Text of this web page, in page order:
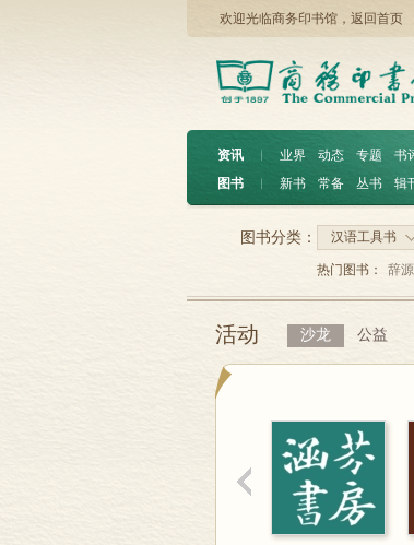
欢迎光临商务印书馆， 返回首页
资讯 ︱ 业界 动态 专题
书
图书
︱ 新书 常备 丛书 辑
汉语工具书
图书分类：
热门图书： 辞
活动 沙龙 公益